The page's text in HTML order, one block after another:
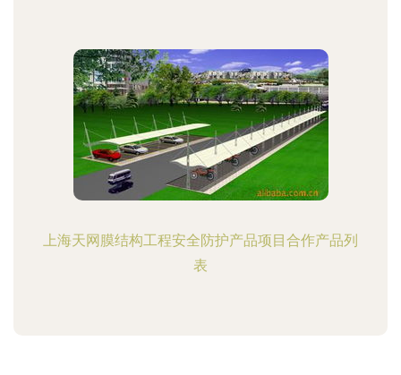
上海天网膜结构工程安全防护产品项目合作产品列
表